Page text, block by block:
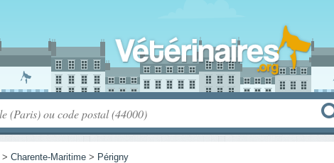
> Charente-Maritime > Périgny